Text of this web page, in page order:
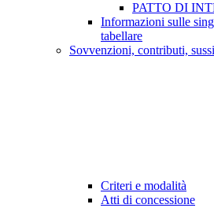
PATTO DI
Informazioni sulle
tabellare
Sovvenzioni, contributi,
Criteri e modalità
Atti di concessione